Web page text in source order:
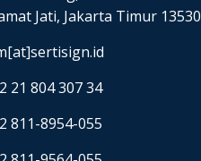
Jati, Jakarta Timur 13530
21 804 307 34
811-8954-055